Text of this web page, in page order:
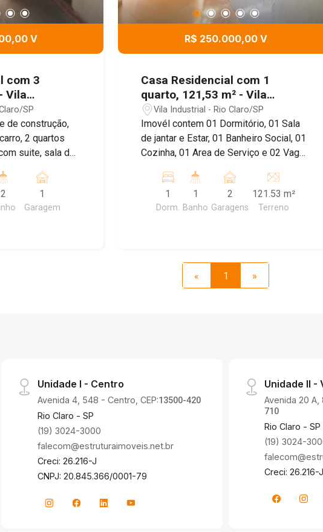
V
com 3
Vila
SP
SP
de construção,
2 quartos
suite, sala de
aos fundo
2 1
Garagem
R$ 250.000,00 V
Casa Residencial com 1
quarto, 121,53 m² - Vila
Industrial, Rio Claro/SP
Vila Industrial - Rio Claro/SP
Imovél contem 01 Dormitório, 01 Sala
de jantar e Estar, 01 Banheiro Social, 01
Cozinha, 01 Area de Serviço e 02 Vagas
um de nossos corretores!
1
Dorm.
1
Banho
2
Garagens
121.53 m²
Terreno
« 1 »
Unidade I - Centro
Avenida 4, 548 - Centro, CEP:13500-420
Rio Claro - SP
(19) 3024-3000
falecom@estruturaimoveis.net.br
Creci: 26.216-J
CNPJ: 20.845.366/0001-79
Unidade II -
Avenida 20 A,
710
Rio Claro - SP
(19) 3024-
Creci: 26.216-J